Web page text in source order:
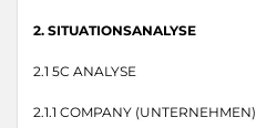
2. SITUATIONSANALYSE
2.1 5C ANALYSE
2.1.1 COMPANY (UNTERNEHMEN)